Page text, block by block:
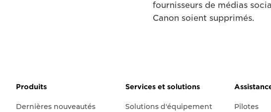
fournisseurs de médias
Canon soient supprimés.
Produits
Dernières nouveautés
Services et solutions
Solutions d'équipement
Pilotes